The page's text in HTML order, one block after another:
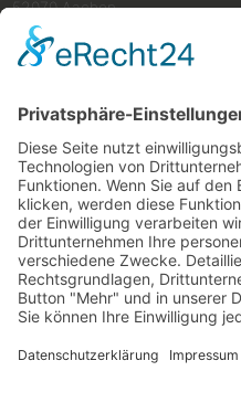
52070 Aachen
Tel
+49 (0) 241 50 20 47
Fax
0241 50 20 49
Standort Kerpen
Kerpener Str. 154
50170 Kerpen
Tel
+49 (0) 2273 40 611 20
Fax
02273 40 611 20
Mail
info@schmitz-lehnen.de
Unsere Bürozeiten